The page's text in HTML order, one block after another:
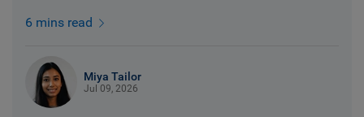
6 mins read
Miya Tailor
Jul 09, 2026